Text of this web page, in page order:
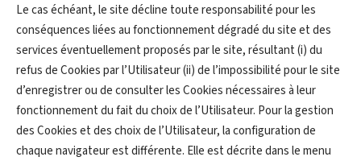
Le cas échéant, le site décline toute responsabilité pour les
conséquences liées au fonctionnement dégradé du site et des
services éventuellement proposés par le site, résultant (i) du
refus de Cookies par l’Utilisateur (ii) de l’impossibilité pour le site
d’enregistrer ou de consulter les Cookies nécessaires à leur
fonctionnement du fait du choix de l’Utilisateur. Pour la gestion
des Cookies et des choix de l’Utilisateur, la configuration de
chaque navigateur est différente. Elle est décrite dans le menu